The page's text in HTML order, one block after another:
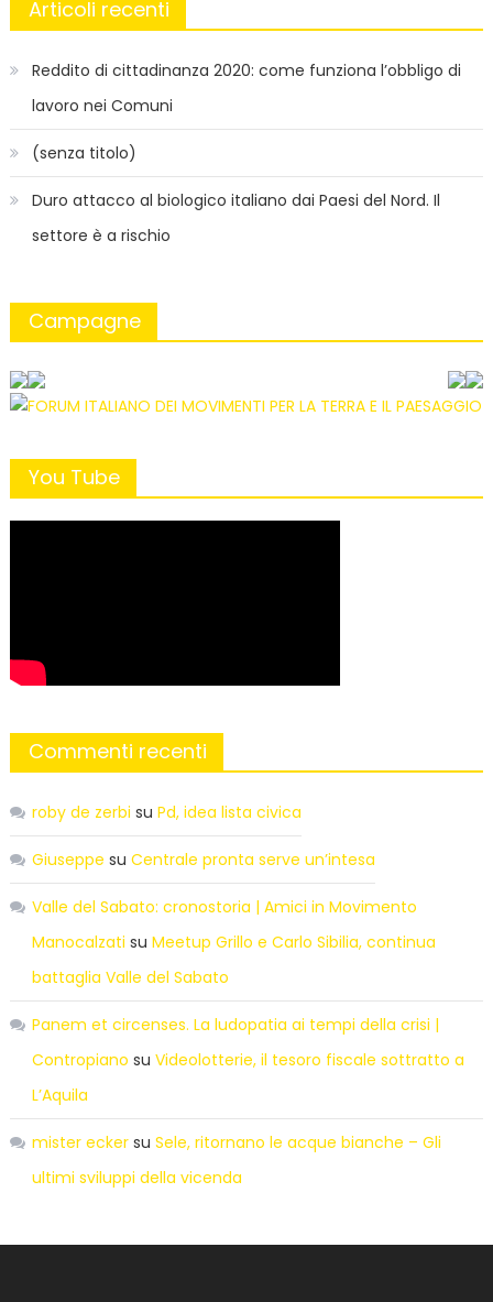
Articoli recenti
Reddito di cittadinanza 2020: come funziona l’obbligo di
lavoro nei Comuni
(senza titolo)
Duro attacco al biologico italiano dai Paesi del Nord. Il
settore è a rischio
Campagne
You Tube
Commenti recenti
roby de zerbi su Pd, idea lista civica
Giuseppe su Centrale pronta serve un’intesa
Valle del Sabato: cronostoria | Amici in Movimento
Manocalzati su Meetup Grillo e Carlo Sibilia, continua
battaglia Valle del Sabato
Panem et circenses. La ludopatia ai tempi della crisi |
Contropiano su Videolotterie, il tesoro fiscale sottratto a
L’Aquila
mister eckersu Sele, ritornano le acque bianche – Gli
ultimi sviluppi della vicenda